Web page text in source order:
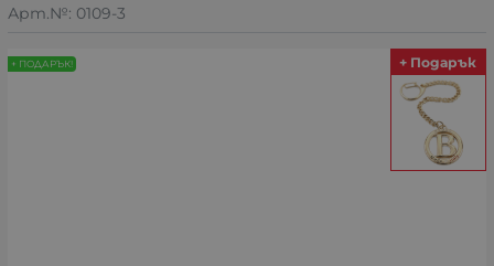
Арт.№: 0109-3
+ ПОДАРЪК! + Подарък